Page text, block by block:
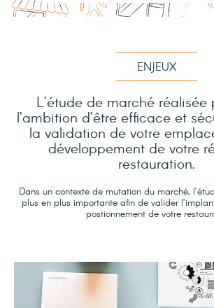
ENJEUX
L’étude de marché
l’ambition d’être efficace et
la validation de votre
développement de votre
restauration.
Dans un contexte de mutation du marché,
plus en plus importante afin de valider
postionnement de votre